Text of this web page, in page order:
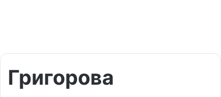
Григорова